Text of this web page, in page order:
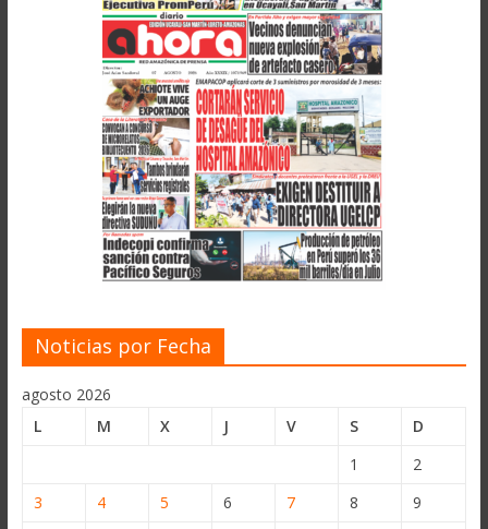
Noticias por Fecha
agosto 2026
L
M X J V S
D
1
2
3
4 5 6 7 8
9